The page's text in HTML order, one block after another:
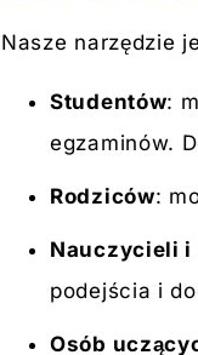
Nasze narzędzie
Studentów:
egzaminów.
Rodziców:
Nauczycieli i
podejścia i
Osób